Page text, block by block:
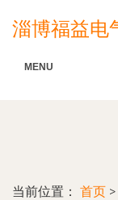
淄博福益电
MENU
当前位置： 首页 >